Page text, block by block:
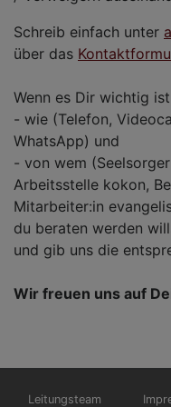
Schreib einfach unter
über das
Wenn es Dir wichtig ist
- wie (Telefon,
WhatsApp) und
- von wem
Arbeitsstelle kokon,
Mitarbeiter:in
du beraten werden
und gib uns die
Wir freuen uns auf
Hauptnavigation
Leitungsteam